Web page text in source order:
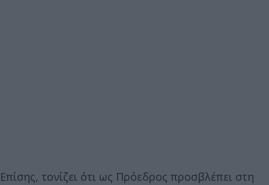
Επίσης, τονίζει ότι ως Πρόεδρος προσβλέπει στη